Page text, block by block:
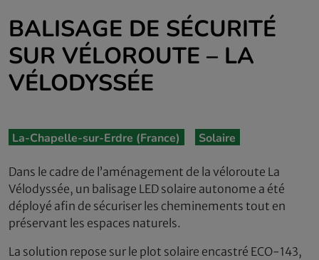
BALISAGE DE SÉCURITÉ
SUR VÉLOROUTE – LA
VÉLODYSSÉE
La-Chapelle-sur-Erdre (France) Solaire
Dans le cadre de l’aménagement de la véloroute La
Vélodyssée, un balisage LED solaire autonome a été
déployé afin de sécuriser les cheminements tout en
préservant les espaces naturels.
La solution repose sur le plot solaire encastré ECO-143,